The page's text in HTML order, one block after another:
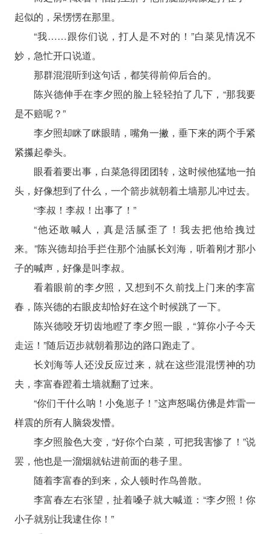
起似的，呆愣愣在那里。
“我……跟你们说，打人是不对的！”白菜见情况不
妙，急忙开口说道。
那群混混听到这句话，都笑得前仰后合的。
陈兴德伸手在李夕照的脸上轻轻拍了几下，“那我要
是不赔呢？”
李夕照却眯了眯眼睛，嘴角一撇，垂下来的两个手紧
紧攥起拳头。
眼看着要出事，白菜急得团团转，这时候他猛地一拍
头，好像想到了什么，一个箭步就朝着土墙那儿冲过去。
“李叔！李叔！出事了！”
“他还敢喊人，真是活腻歪了！我去把他给拽过
来。”陈兴德却抬手拦住那个油腻长刘海，听着刚才那小
子的喊声，好像是叫李叔。
看着眼前的李夕照，又想到不久前找上门来的李富
春，陈兴德的右眼皮却恰好在这个时候跳了一下。
陈兴德咬牙切齿地瞪了李夕照一眼，“算你小子今天
走运！”随后迈步就朝着那边的路口跑走了。
长刘海等人还没反应过来，就在这些混混愣神的功
夫，李富春蹬着土墙就翻了过来。
“你们干什么呐！小兔崽子！”这声怒喝仿佛是炸雷一
样震的所有人脑袋发懵。
李夕照脸色大变，“好你个白菜，可把我害惨了！”说
罢，他也是一溜烟就钻进前面的巷子里。
随着李富春的到来，众人顿时作鸟兽散。
李富春左右张望，扯着嗓子就大喊道：“李夕照！你
小子就别让我逮住你！”